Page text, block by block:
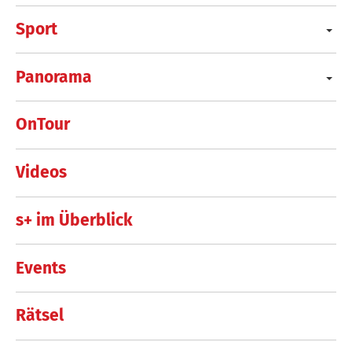
Sport
Panorama
OnTour
Videos
s+ im Überblick
Events
Rätsel